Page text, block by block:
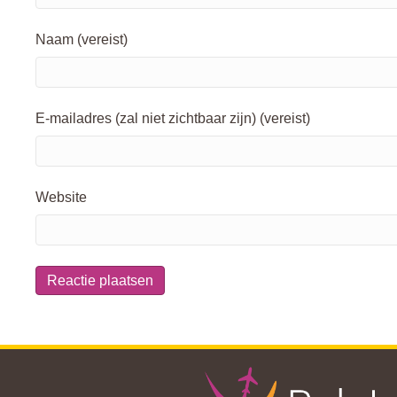
Naam (vereist)
E-mailadres (zal niet zichtbaar zijn) (vereist)
Website